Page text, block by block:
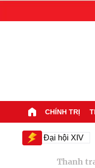
CHÍNH TRỊ
Đại hội XIV
Thanh